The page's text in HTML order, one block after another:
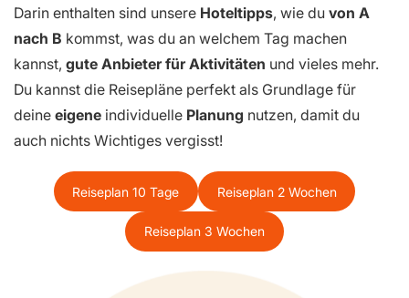
Darin enthalten sind unsere Hoteltipps, wie du von A
nach B kommst, was du an welchem Tag machen
kannst, gute Anbieter für Aktivitäten und vieles mehr.
Du kannst die Reisepläne perfekt als Grundlage für
deine eigene individuelle Planung nutzen, damit du
auch nichts Wichtiges vergisst!
Reiseplan 10 Tage Reiseplan 2 Wochen
Reiseplan 3 Wochen